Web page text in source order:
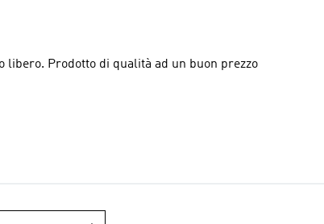
libero. Prodotto di qualità ad un buon prezzo